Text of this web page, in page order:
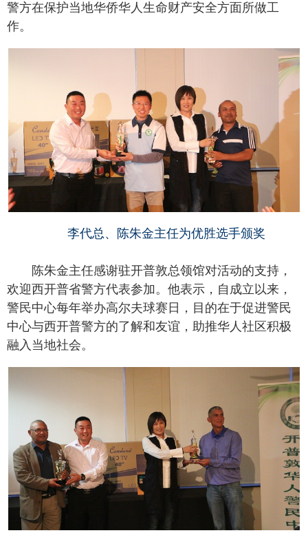
警方在保护当地华侨华人生命财产安全方面所做工
作。
李代总、陈朱金主任为优胜选手颁奖
陈朱金主任感谢驻开普敦总领馆对活动的支持，
欢迎西开普省警方代表参加。他表示，自成立以来，
警民中心每年举办高尔夫球赛日，目的在于促进警民
中心与西开普警方的了解和友谊，助推华人社区积极
融入当地社会。